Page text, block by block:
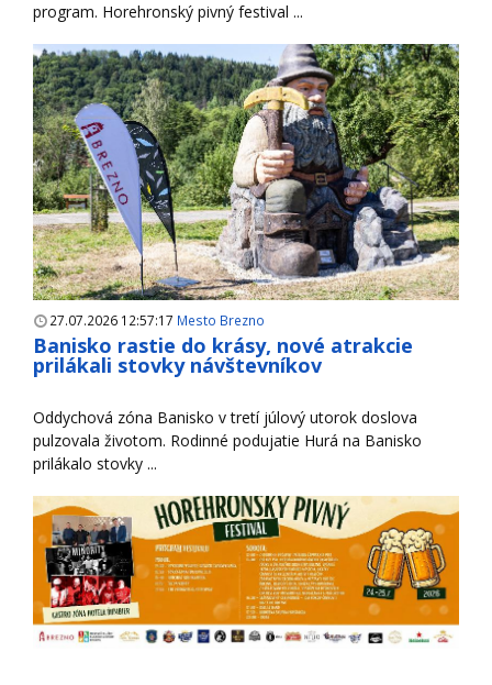
program. Horehronský pivný festival ...
27.07.2026 12:57:17 Mesto Brezno
Banisko rastie do krásy, nové atrakcie
prilákali stovky návštevníkov
Oddychová zóna Banisko v tretí júlový utorok doslova
pulzovala životom. Rodinné podujatie Hurá na Banisko
prilákalo stovky ...